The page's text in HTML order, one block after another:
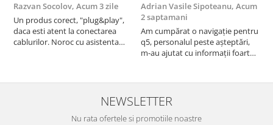
Razvan Socolov, Acum 3 zile
Un produs corect, "plug&play",
daca esti atent la conectarea
cablurilor. Noroc cu asistenta
atras atentia ca nu era conectat
cablul de video de la camera
Adrian Vasile Sipoteanu, Acum
2 saptamani
Am cumpărat o navigație pentru
q5, personalul peste așteptări,
m-au ajutat cu informații foarte
serviabili, livrare rapidă, suport
tehnic, totul impecabil, o să revin
la ei și pentru vi...
NEWSLETTER
Nu rata ofertele si promotiile noastre